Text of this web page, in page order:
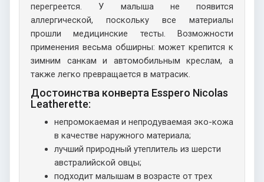
перегреется. У малыша не появится
аллергической, поскольку все материалы
прошли медицинские тесты. Возможности
применения весьма обширны: может крепится к
зимним санкам и автомобильным креслам, а
также легко превращается в матрасик.
Достоинства конверта Esspero Nicolas
Leatherette:
непромокаемая и непродуваемая эко-кожа
в качестве наружного материала;
лучший природный утеплитель из шерсти
австралийской овцы;
подходит малышам в возрасте от трех